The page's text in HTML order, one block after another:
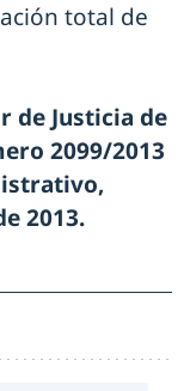
total de
de Justicia de
2099/2013
2013.